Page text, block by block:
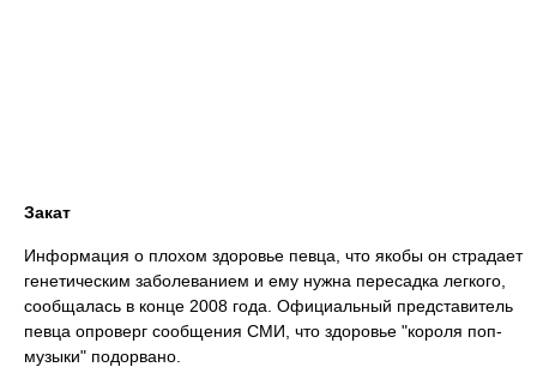
Закат
Информация о плохом здоровье певца, что якобы он страдает
генетическим заболеванием и ему нужна пересадка легкого,
сообщалась в конце 2008 года. Официальный представитель
певца опроверг сообщения СМИ, что здоровье "короля поп-
музыки" подорвано.